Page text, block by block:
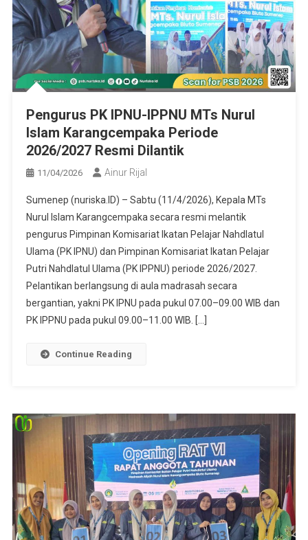
Pengurus PK IPNU-IPPNU MTs Nurul
Islam Karangcempaka Periode
2026/2027 Resmi Dilantik
11/04/2026 Ainur Rijal
Sumenep (nuriska.ID) – Sabtu (11/4/2026), Kepala MTs
Nurul Islam Karangcempaka secara resmi melantik
pengurus Pimpinan Komisariat Ikatan Pelajar Nahdlatul
Ulama (PK IPNU) dan Pimpinan Komisariat Ikatan Pelajar
Putri Nahdlatul Ulama (PK IPPNU) periode 2026/2027.
Pelantikan berlangsung di aula madrasah secara
bergantian, yakni PK IPNU pada pukul 07.00–09.00 WIB dan
PK IPPNU pada pukul 09.00–11.00 WIB. […]
Continue Reading